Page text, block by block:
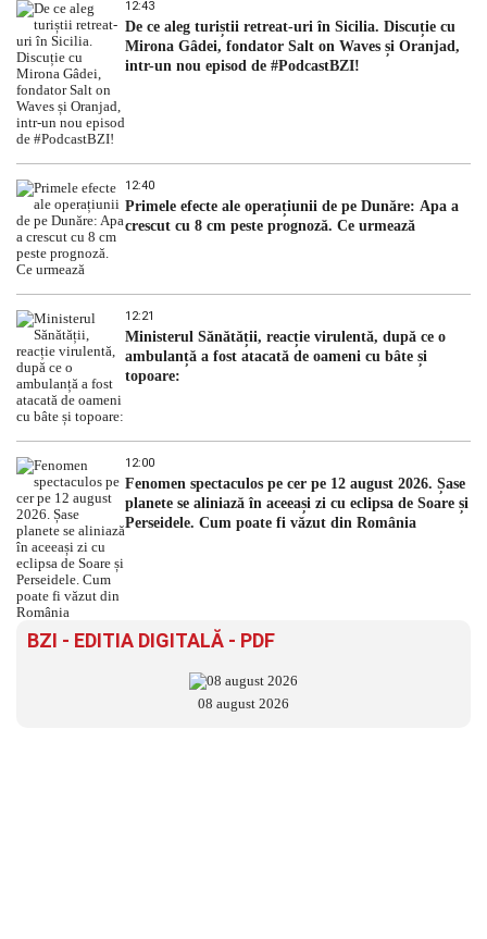
12:43
De ce aleg turiștii retreat-uri în Sicilia. Discuție cu
Mirona Gâdei, fondator Salt on Waves și Oranjad,
intr-un nou episod de #PodcastBZI!
12:40
Primele efecte ale operațiunii de pe Dunăre: Apa a
crescut cu 8 cm peste prognoză. Ce urmează
12:21
Ministerul Sănătății, reacție virulentă, după ce o
ambulanță a fost atacată de oameni cu bâte și
topoare:
12:00
Fenomen spectaculos pe cer pe 12 august 2026. Șase
planete se aliniază în aceeași zi cu eclipsa de Soare și
Perseidele. Cum poate fi văzut din România
BZI - EDITIA DIGITALĂ - PDF
08 august 2026